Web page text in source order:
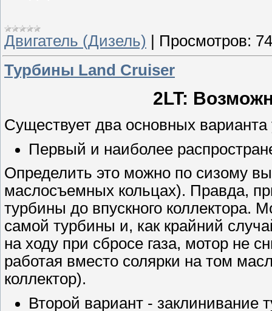
Двигатель (Дизель) Просмотров:
Турбины Land Сruiser
2LT:
Существует два основных
Первый и наиболее
Определить это можно по сизому
маслосъемных кольцах). Правда,
турбины до впускного коллектора.
самой турбины и, как крайний
на ходу при сбросе газа, мотор не
работая вместо солярки на том
коллектор).
Второй вариант - заклинивание